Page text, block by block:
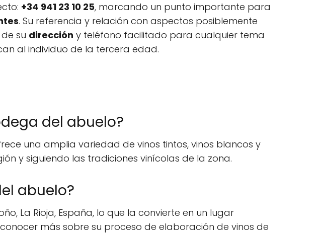
+34 941 23 10 25, marcando un punto importante para
. Su referencia y relación con aspectos posiblemente
su dirección y teléfono facilitado para cualquier tema
al individuo de la tercera edad.
del abuelo?
una amplia variedad de vinos tintos, vinos blancos y
y siguiendo las tradiciones vinícolas de la zona.
abuelo?
La Rioja, España, lo que la convierte en un lugar
más sobre su proceso de elaboración de vinos de